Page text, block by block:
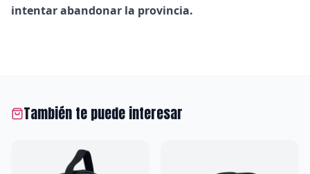
intentar abandonar la provincia.
También te puede interesar